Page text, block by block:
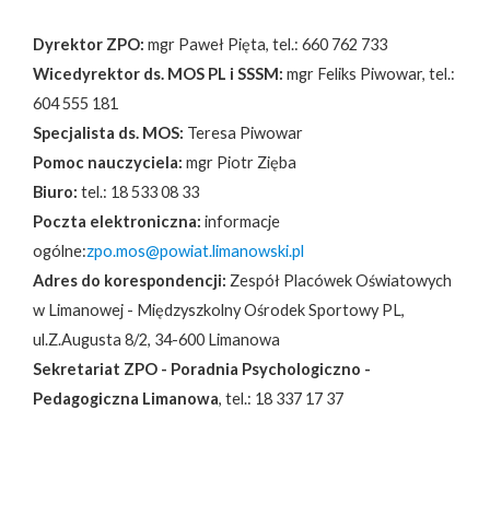
Dyrektor ZPO: mgr Paweł Pięta, tel.: 660 762 733
Wicedyrektor ds. MOS PL i SSSM: mgr Feliks Piwowar, tel.:
604 555 181
Specjalista ds. MOS: Teresa Piwowar
Pomoc nauczyciela: mgr Piotr Zięba
Biuro: tel.: 18 533 08 33
Poczta elektroniczna: informacje
ogólne:zpo.mos@powiat.limanowski.pl
Adres do korespondencji: Zespół Placówek Oświatowych
w Limanowej - Międzyszkolny Ośrodek Sportowy PL,
ul.Z.Augusta 8/2, 34-600 Limanowa
Sekretariat ZPO - Poradnia Psychologiczno -
Pedagogiczna Limanowa, tel.: 18 337 17 37